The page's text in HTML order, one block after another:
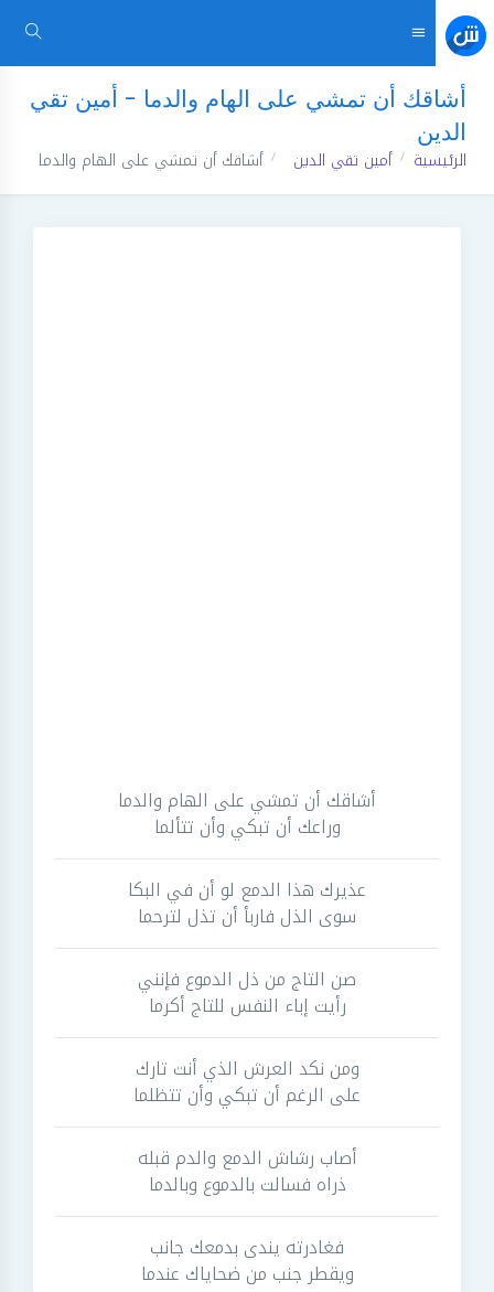
أشاقك أن تمشي على الهام والدما - أمين تقي
الدين
الرئيسية أمين تقي الدين أشاقك أن تمشي على الهام والدما
أشاقك أن تمشي على الهام والدما
وراعك أن تبكي وأن تتألما
عذيرك هذا الدمع لو أن في البكا
سوى الذل فاربأ أن تذل لترحما
صن التاج من ذل الدموع فإنني
رأيت إباء النفس للتاج أكرما
ومن نكد العرش الذي أنت تارك
على الرغم أن تبكي وأن تتظلما
أصاب رشاش الدمع والدم قبله
ذراه فسالت بالدموع وبالدما
فغادرته يندى بدمعك جانب
ويقطر جنب من ضحاياك عندما